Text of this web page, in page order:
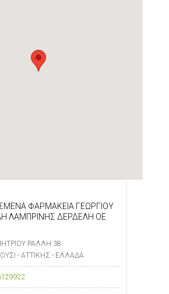
ΦΑΡΜΑΚΕΙΑ ΓΕΩΡΓΙΟΥ
ΛΑΜΠΡΙΝΗΣ ΔΕΡΔΕΛΗ ΟΕ
ΡΑΛΛΗ 38
- ΑΤΤΙΚΗΣ - ΕΛΛΑΔΑ